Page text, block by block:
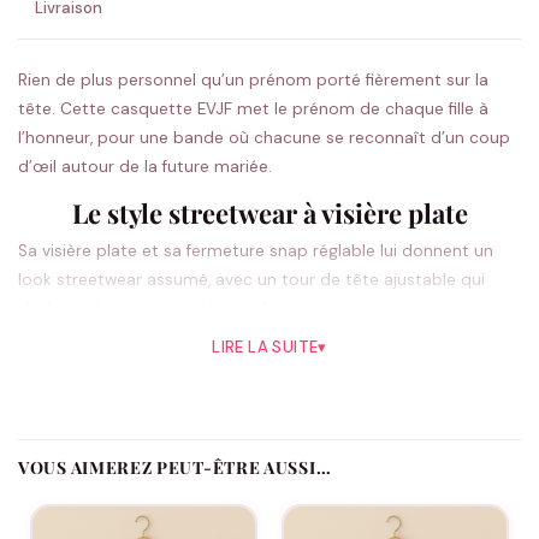
Livraison
Rien de plus personnel qu’un prénom porté fièrement sur la
tête. Cette casquette EVJF met le prénom de chaque fille à
l’honneur, pour une bande où chacune se reconnaît d’un coup
d’œil autour de la future mariée.
Le style streetwear à visière plate
Sa visière plate et sa fermeture snap réglable lui donnent un
look streetwear assumé, avec un tour de tête ajustable qui
Indiquez le prénom de chaque participante et la date de l’EVJF.
visuelle du groupe, et la future mariée se repère facilement au
LIRE LA SUITE▾
VOUS AIMEREZ PEUT-ÊTRE AUSSI…